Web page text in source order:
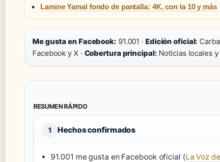
Lamine Yamal fondo de pantalla: 4K, con la 10 y más
Me gusta en Facebook: 91.001 · Edición oficial:
Facebook y X · Cobertura principal: Noticias locales
RESUMEN RÁPIDO
1 Hechos confirmados
91.001 me gusta en Facebook oficial (La Voz